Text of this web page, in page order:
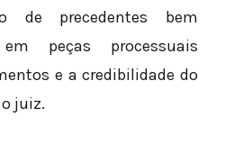
de precedentes bem
peças processuais
e a credibilidade do
juiz.